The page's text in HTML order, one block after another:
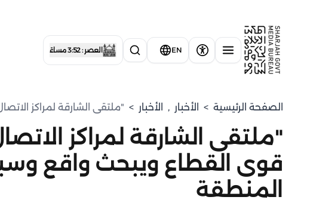
EN العصر : 3:52 مساءً
الصفحة الرئيسية > الأخبار , الأخبار > "ملتقى الشارقة لمراكز
"ملتقى الشارقة لمراكز
قوى القطاع ويبحث واقع
المنطقة